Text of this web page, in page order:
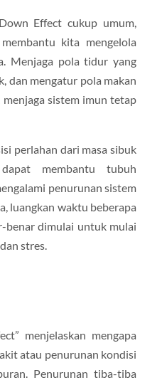
Effect cukup umum,
kita mengelola
Menjaga pola tidur yang
dan mengatur pola makan
sistem imun tetap
perlahan dari masa sibuk
membantu tubuh
penurunan sistem
luangkan waktu beberapa
benar dimulai untuk mulai
stres.
menjelaskan mengapa
atau penurunan kondisi
Penurunan tiba-tiba